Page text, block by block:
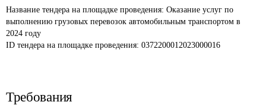
Название тендера на площадке проведения: Оказание услуг по
выполнению грузовых перевозок автомобильным транспортом в
2024 году
ID тендера на площадке проведения: 0372200012023000016
Требования